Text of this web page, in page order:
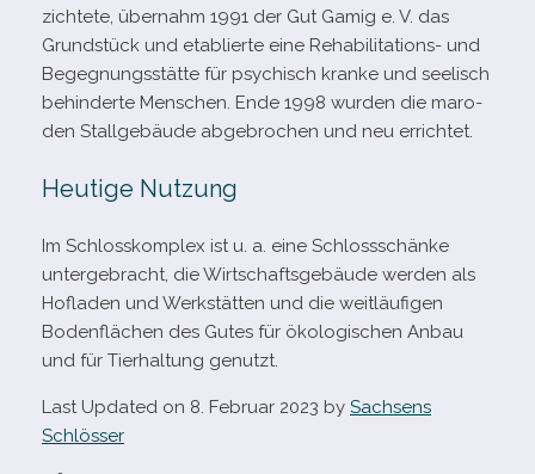
zich­tete, über­nahm 1991 der Gut Gamig e. V. das
Grundstück und eta­blierte eine Rehabilitations- und
Begegnungsstätte für psy­chisch kranke und see­lisch
behin­derte Menschen. Ende 1998 wur­den die maro­
den Stallgebäude abge­bro­chen und neu errichtet.
Heutige Nutzung
Im Schlosskomplex ist u. a. eine Schlossschänke
unter­ge­bracht, die Wirtschaftsgebäude wer­den als
Hofladen und Werkstätten und die weit­läu­fi­gen
Bodenflächen des Gutes für öko­lo­gi­schen Anbau
und für Tierhaltung genutzt.
Last Updated on 8. Februar 2023 by Sachsens
Schlösser